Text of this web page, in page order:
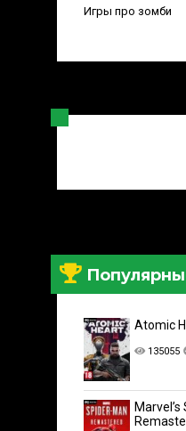
Игры про зомби
Atomic
135055